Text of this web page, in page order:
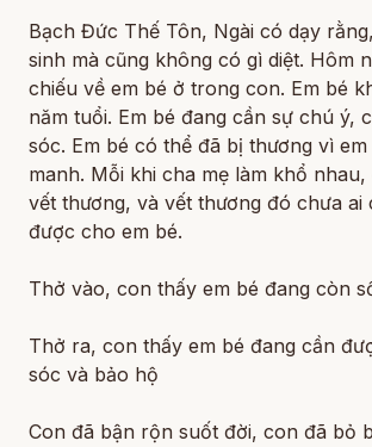
Bạch Đức Thế Tôn, Ngài có dạy
sinh mà cũng không có gì diệt. Hôm
chiếu về em bé ở trong con. Em bé
năm tuổi. Em bé đang cần sự chú ý,
sóc. Em bé có thể đã bị thương vì
manh. Mỗi khi cha mẹ làm khổ
vết thương, và vết thương đó chưa ai
được cho em bé.
Thở vào, con thấy em bé đang còn
Thở ra, con thấy em bé đang cần
sóc và bảo hộ
Con đã bận rộn suốt đời, con đã bỏ